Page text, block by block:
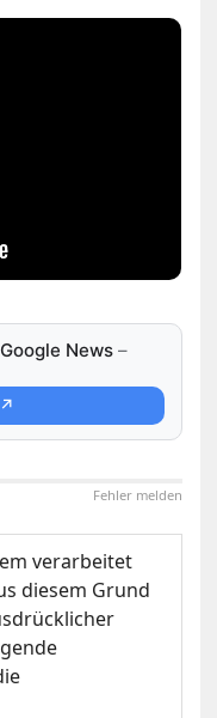
News –
Fehler melden
verarbeitet
diesem Grund